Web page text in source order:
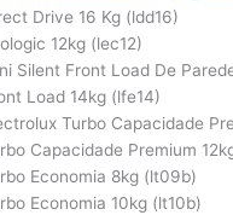
Drive 16 Kg (ldd16)
12kg (lec12)
Silent Front Load De
Load 14kg (lfe14)
Turbo Capacidade
Capacidade Premium
Economia 8kg (lt09b)
Economia 10kg (lt10b)